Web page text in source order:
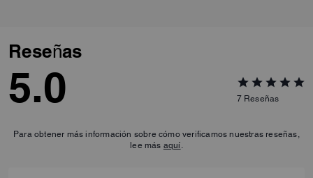
Reseñas
5.0 7 Reseñas
Para obtener más información sobre cómo verificamos nuestras reseñas,
lee más aquí